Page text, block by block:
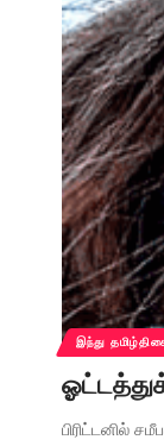
இந்து
பிரிட்டனில்